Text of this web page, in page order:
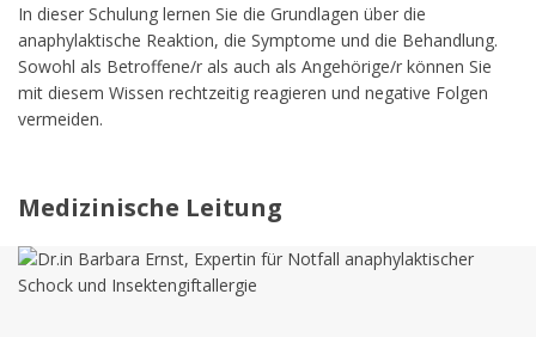
In dieser Schulung lernen Sie die Grundlagen über die
anaphylaktische Reaktion, die Symptome und die Behandlung.
Sowohl als Betroffene/r als auch als Angehörige/r können Sie
mit diesem Wissen rechtzeitig reagieren und negative Folgen
vermeiden.
Medizinische Leitung